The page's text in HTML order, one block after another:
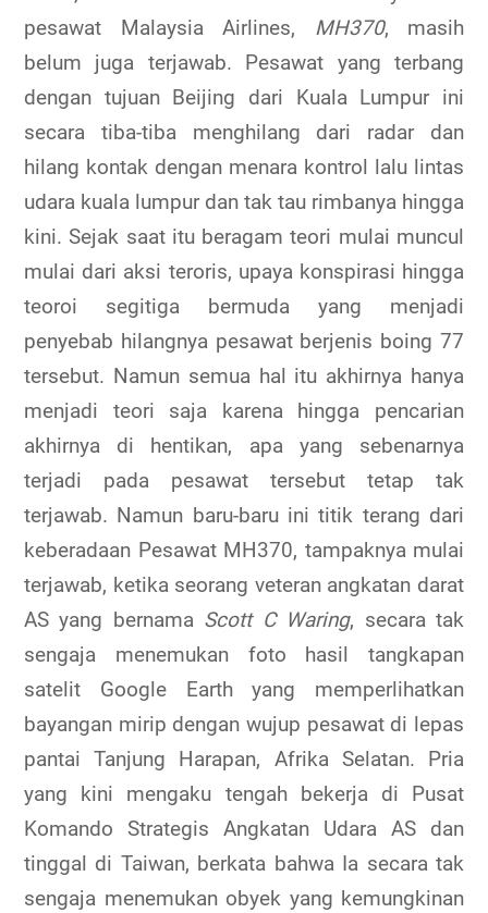
pesawat Malaysia Airlines, MH370, masih
belum juga terjawab. Pesawat yang terbang
dengan tujuan Beijing dari Kuala Lumpur ini
secara tiba-tiba menghilang dari radar dan
hilang kontak dengan menara kontrol lalu lintas
udara kuala lumpur dan tak tau rimbanya hingga
kini. Sejak saat itu beragam teori mulai muncul
mulai dari aksi teroris, upaya konspirasi hingga
teoroi segitiga bermuda yang menjadi
penyebab hilangnya pesawat berjenis boing 77
tersebut. Namun semua hal itu akhirnya hanya
menjadi teori saja karena hingga pencarian
akhirnya di hentikan, apa yang sebenarnya
terjadi pada pesawat tersebut tetap tak
terjawab. Namun baru-baru ini titik terang dari
keberadaan Pesawat MH370, tampaknya mulai
terjawab, ketika seorang veteran angkatan darat
AS yang bernama Scott C Waring, secara tak
sengaja menemukan foto hasil tangkapan
satelit Google Earth yang memperlihatkan
bayangan mirip dengan wujup pesawat di lepas
pantai Tanjung Harapan, Afrika Selatan. Pria
yang kini mengaku tengah bekerja di Pusat
Komando Strategis Angkatan Udara AS dan
tinggal di Taiwan, berkata bahwa Ia secara tak
sengaja menemukan obyek yang kemungkinan